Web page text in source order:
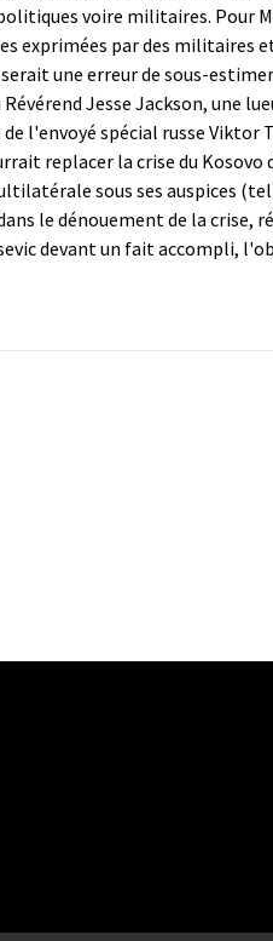
voire militaires. Pour
exprimées par des militaires
une erreur de sous-
Jesse Jackson, une
l'envoyé spécial russe Viktor
replacer la crise du
sous ses auspices
le dénouement de la crise,
devant un fait accompli,